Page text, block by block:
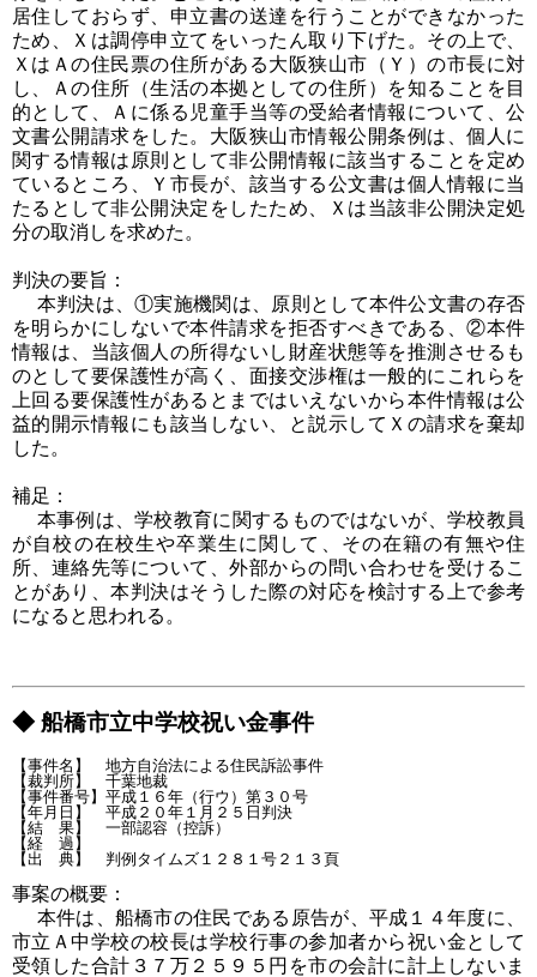
居住しておらず、申立書の送達を行うことができなかった
ため、Ｘは調停申立てをいったん取り下げた。その上で、
ＸはＡの住民票の住所がある大阪狭山市（Ｙ）の市長に対
し、Ａの住所（生活の本拠としての住所）を知ることを目
的として、Ａに係る児童手当等の受給者情報について、公
文書公開請求をした。大阪狭山市情報公開条例は、個人に
関する情報は原則として非公開情報に該当することを定め
ているところ、Ｙ市長が、該当する公文書は個人情報に当
たるとして非公開決定をしたため、Ｘは当該非公開決定処
分の取消しを求めた。
判決の要旨：
本判決は、①実施機関は、原則として本件公文書の存否
を明らかにしないで本件請求を拒否すべきである、②本件
情報は、当該個人の所得ないし財産状態等を推測させるも
のとして要保護性が高く、面接交渉権は一般的にこれらを
上回る要保護性があるとまではいえないから本件情報は公
益的開示情報にも該当しない、と説示してＸの請求を棄却
した。
補足：
本事例は、学校教育に関するものではないが、学校教員
が自校の在校生や卒業生に関して、その在籍の有無や住
所、連絡先等について、外部からの問い合わせを受けるこ
とがあり、本判決はそうした際の対応を検討する上で参考
になると思われる。
◆ 船橋市立中学校祝い金事件
【事件名】　地方自治法による住民訴訟事件
【裁判所】　千葉地裁
【事件番号】平成１６年（行ウ）第３０号
【年月日】　平成２０年１月２５日判決
【結　果】　一部認容（控訴）
【経　過】
事案の概要：
本件は、船橋市の住民である原告が、平成１４年度に、
市立Ａ中学校の校長は学校行事の参加者から祝い金として
受領した合計３７万２５９５円を市の会計に計上しないま